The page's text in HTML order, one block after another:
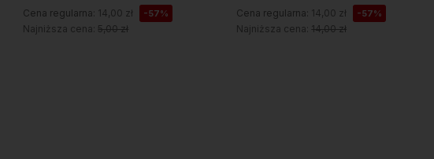
Cena regularna: 14,00 zł -57%
Najniższa cena: 5,00 zł
Cena regularna: 14,00 zł -57%
Najniższa cena: 14,00 zł